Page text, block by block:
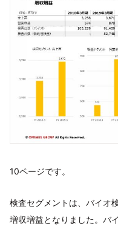
10ページです。
検査セグメントは、バイオ
増収増益となりました。バ